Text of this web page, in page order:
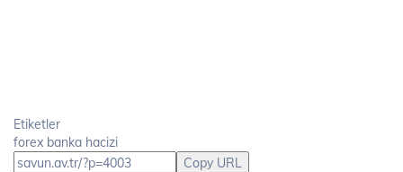
Etiketler
forex banka hacizi
Copy URL